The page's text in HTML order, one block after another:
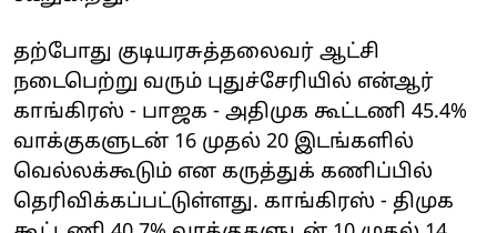
தற்போது குடியரசுத்தலைவர் ஆட்சி
நடைபெற்று வரும் புதுச்சேரியில் என்ஆர்
காங்கிரஸ் - பாஜக - அதிமுக கூட்டணி 45.4%
வாக்குகளுடன் 16 முதல் 20 இடங்களில்
வெல்லக்கூடும் என கருத்துக் கணிப்பில்
தெரிவிக்கப்பட்டுள்ளது. காங்கிரஸ் - திமுக